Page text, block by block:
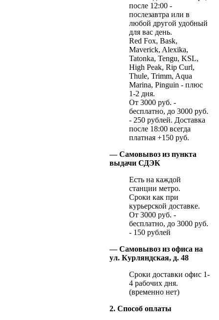
после 12:00 -
послезавтра или в
любой другой удобный
для вас день.
Red Fox, Bask,
Maverick, Alexika,
Tatonka, Tengu, KSL,
High Peak, Rip Curl,
Thule, Trimm, Aqua
Marina, Pinguin - плюс
1-2 дня.
От 3000 руб. -
бесплатно, до 3000 руб.
- 250 рублей. Доставка
после 18:00 всегда
платная +150 руб.
— Самовывоз из пункта
выдачи СДЭК
Есть на каждой
станции метро.
Сроки как при
курьерской доставке.
От 3000 руб. -
бесплатно, до 3000 руб.
- 150 рублей
— Самовывоз из офиса на
ул. Курляндская, д. 48
Сроки доставки офис 1-
4 рабочих дня.
(временно нет)
2. Способ оплаты